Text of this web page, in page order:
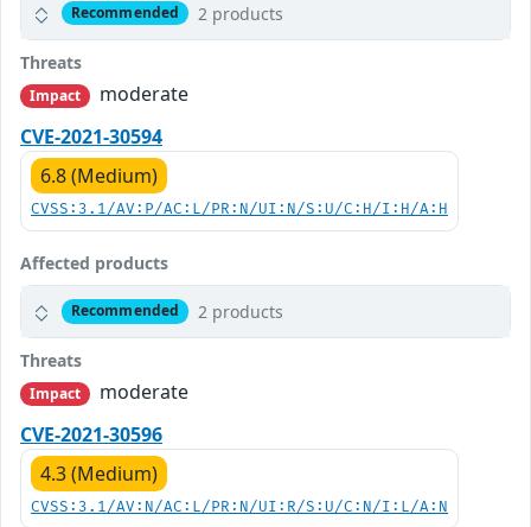
Recommended 2 products
Threats
Impact
moderate
CVE-2021-30594
6.8 (Medium)
CVSS:3.1/AV:P/AC:L/PR:N/UI:N/S:U/C:H/I:H/A:H
Affected products
Recommended 2 products
Threats
Impact
moderate
CVE-2021-30596
4.3 (Medium)
CVSS:3.1/AV:N/AC:L/PR:N/UI:R/S:U/C:N/I:L/A:N